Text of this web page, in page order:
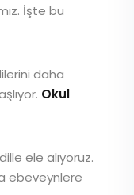
İşte bu
daha
Okul
ele alıyoruz.
ebeveynlere